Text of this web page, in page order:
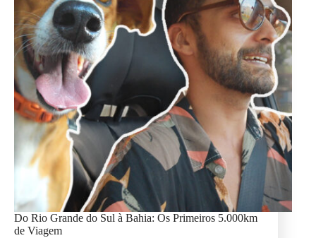
Do Rio Grande do Sul à Bahia: Os Primeiros 5.000km
de Viagem